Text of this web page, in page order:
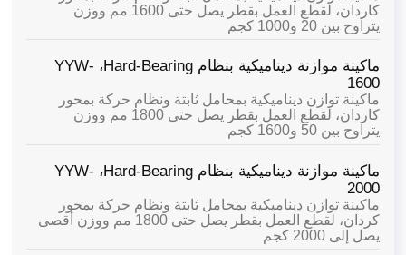
كاردان، لقطع العمل بقطر يصل حتى 1600 مم ووزن
يتراوح بين 20 و1000 كجم
ماكينة موازنة ديناميكية بنظام Hard-Bearing،
YYW-
1600
ماكينة توازن ديناميكية بمحامل ثابتة ونظام حركة بمحور
كاردان، لقطع العمل بقطر يصل حتى 1800 مم ووزن
يتراوح بين 50 و1600 كجم
ماكينة موازنة ديناميكية بنظام Hard-Bearing،
YYW-
2000
ماكينة توازن ديناميكية بمحامل ثابتة ونظام حركة بمحور
كردان، لقطع العمل بقطر يصل حتى 1800 مم ووزن أقصى
يصل إلى 2000 كجم